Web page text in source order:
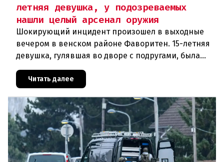
летняя девушка, у подозреваемых
нашли целый арсенал оружия
Шокирующий инцидент произошел в выходные
вечером в венском районе Фаворитен. 15-летняя
девушка, гулявшая во дворе с подругами, была
ранена выстрелом из пневматического оружия.
Полиция задержала двух п
Читать далее